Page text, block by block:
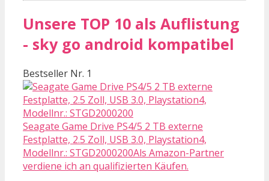
Unsere TOP 10 als Auflistung
- sky go android kompatibel
Bestseller Nr. 1
Seagate Game Drive PS4/5 2 TB externe
Festplatte, 2.5 Zoll, USB 3.0, Playstation4,
Modellnr.: STGD2000200Als Amazon-Partner
verdiene ich an qualifizierten Käufen.